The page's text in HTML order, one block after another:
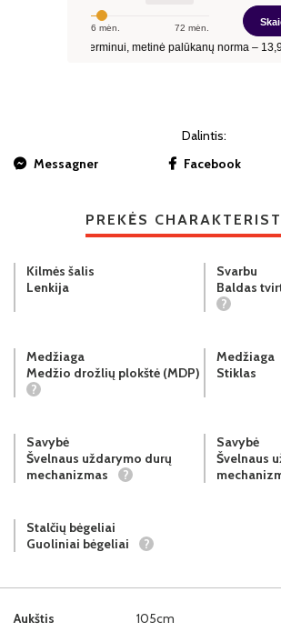
Dalintis:
Messagner
Facebook
PREKĖS
Aukštis 105cm
Kilmės šalis
Lenkija
Svarbu
Baldas
?
Medžiaga
Medžio drožlių plokštė (MDP)
?
Medžiaga
Stiklas
Savybė
Švelnaus uždarymo durų
mechanizmas
?
Savybė
Švelnaus
Stalčių bėgeliai
Guoliniai bėgeliai
?